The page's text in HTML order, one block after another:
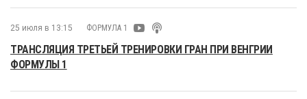
25 июля в 13:15 ФОРМУЛА 1
ТРАНСЛЯЦИЯ ТРЕТЬЕЙ ТРЕНИРОВКИ ГРАН ПРИ ВЕНГРИИ
ФОРМУЛЫ 1